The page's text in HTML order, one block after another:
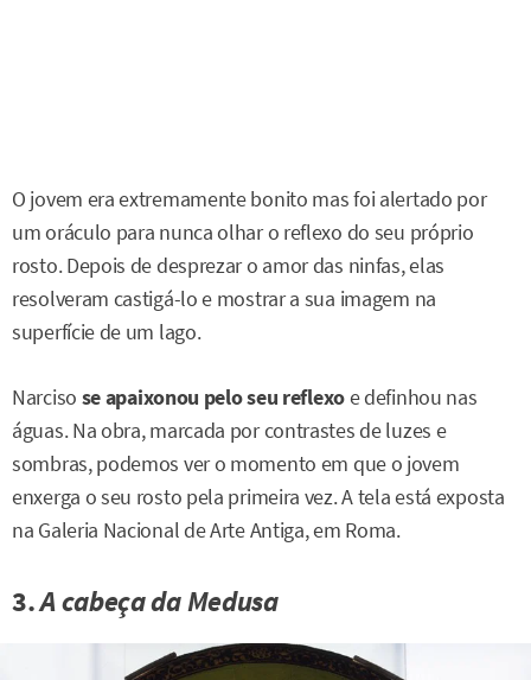
O jovem era extremamente bonito mas foi alertado por
um oráculo para nunca olhar o reflexo do seu próprio
rosto. Depois de desprezar o amor das ninfas, elas
resolveram castigá-lo e mostrar a sua imagem na
superfície de um lago.
Narciso se apaixonou pelo seu reflexoe definhou nas
águas. Na obra, marcada por contrastes de luzes e
sombras, podemos ver o momento em que o jovem
enxerga o seu rosto pela primeira vez. A tela está exposta
na Galeria Nacional de Arte Antiga, em Roma.
3.A cabeça da Medusa